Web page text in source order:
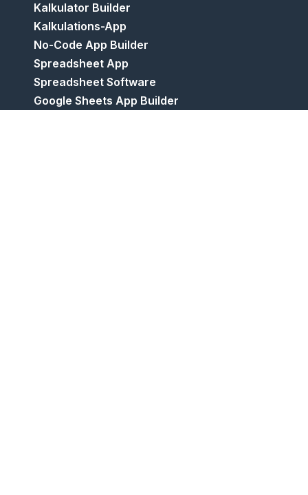
Kalkulator Builder
Kalkulations-App
No-Code App Builder
Spreadsheet App
Spreadsheet Software
Google Sheets App Builder